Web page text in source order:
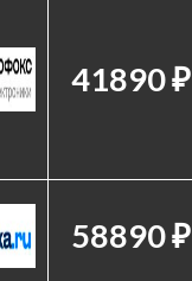
41890 ₽
58890 ₽